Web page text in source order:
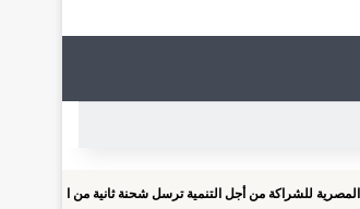
من أجل التنمية ترسل شحنة ثانية من المساعدات الطبية إلى